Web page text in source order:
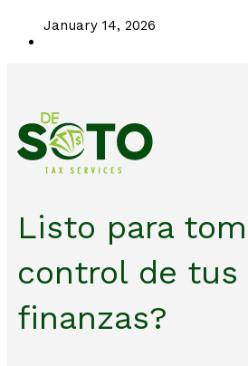
January 14, 2026
Listo para
control de tus
finanzas?